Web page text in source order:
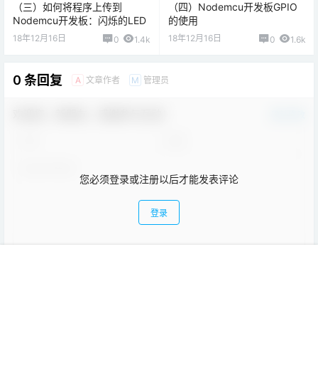
（三）如何将程序上传到
Nodemcu开发板：闪烁的LED
18年12月16日 0 1.4k
（四）Nodemcu开发板GPIO
的使用
18年12月16日 0 1.6k
0 条回复 A 文章作者 M 管理员
您必须登录或注册以后才能发表评论
登录